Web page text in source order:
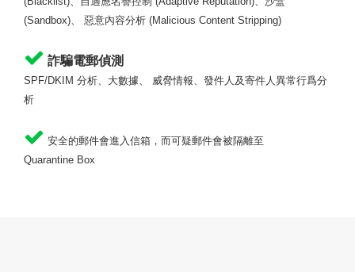
(Sandbox)、 惡意內容分析 (Malicious Content Stripping)
詐騙電郵偵測
SPF/DKIM 分析、大數據、 威脅情報、發件人及寄件人異常行爲分
析
安全的郵件會進入信箱，而可疑郵件會被隔離至
Quarantine Box